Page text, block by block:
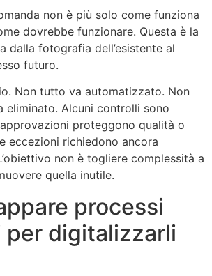
non è più solo come funziona
dovrebbe funzionare. Questa è la
dalla fotografia dell’esistente al
futuro.
Non tutto va automatizzato. Non
eliminato. Alcuni controlli sono
proteggono qualità o
eccezioni richiedono ancora
non è togliere complessità a
quella inutile.
processi
per digitalizzarli